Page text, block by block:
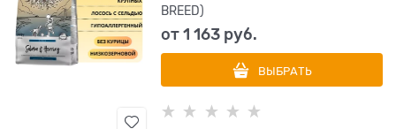
BREED)
от1 163 руб.
ВЫБРАТЬ